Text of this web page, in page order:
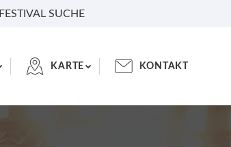
SUCHE
KARTE KONTAKT